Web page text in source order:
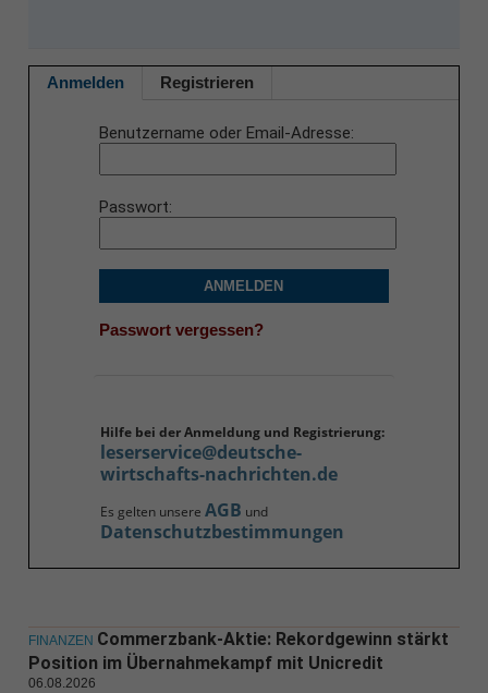
Anmelden Registrieren
Benutzername oder Email-Adresse
Passwort
ANMELDEN
Passwort vergessen?
Hilfe bei der Anmeldung und Registrierung:
leserservice@deutsche-
wirtschafts-nachrichten.de
Es gelten unsere AGB und
Datenschutzbestimmungen
FINANZEN Commerzbank-Aktie: Rekordgewinn stärkt
Position im Übernahmekampf mit Unicredit
06.08.2026